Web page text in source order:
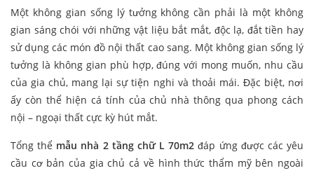
Một không gian sống lý tưởng không cần phải là một không
gian sáng chói với những vật liệu bắt mắt, độc lạ, đắt tiền hay
sử dụng các món đồ nội thất cao sang. Một không gian sống lý
tưởng là không gian phù hợp, đúng với mong muốn, nhu cầu
của gia chủ, mang lại sự tiện nghi và thoải mái. Đặc biệt, nơi
ấy còn thể hiện cá tính của chủ nhà thông qua phong cách
nội – ngoại thất cực kỳ hút mắt.
Tổng thể mẫu nhà 2 tầng chữ L 70m2 đáp ứng được các yêu
cầu cơ bản của gia chủ cả về hình thức thẩm mỹ bên ngoài